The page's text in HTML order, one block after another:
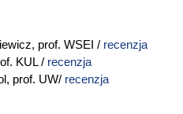
prof. WSEI / recenzja
KUL / recenzja
prof. UW/ recenzja